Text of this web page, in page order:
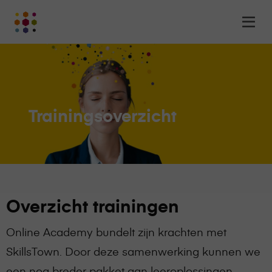
-
leerplatform
organisaties
Trainingsoverzicht
Overzicht trainingen
Online Academy bundelt zijn krachten met
SkillsTown. Door deze samenwerking kunnen we